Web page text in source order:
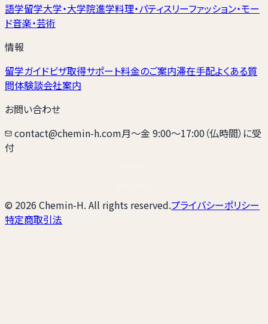
語学留学大学・大学院進学料理・パティスリーファッション・モー
ド音楽・芸術
情報
留学ガイドビザ取得サポート料金のご案内滞在手配よくある質
問体験談会社案内
お問い合わせ
contact@chemin-h.com月〜金 9:00〜17:00（仏時間）に受
付
© 2026 Chemin-H. All rights reserved.プライバシーポリシー
特定商取引法